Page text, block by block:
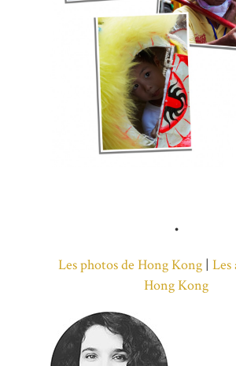
•
Les photos de Hong Kong | Les
Hong Kong